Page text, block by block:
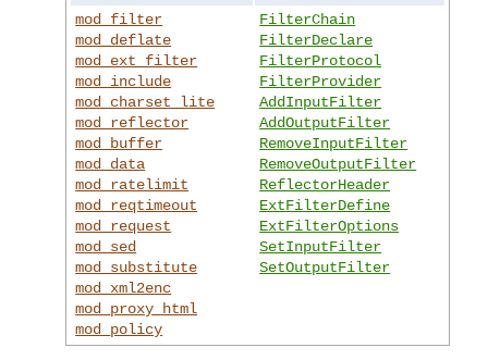
mod_filter
mod_deflate
mod_ext_filter
mod_include
mod_charset_lite
mod_reflector
mod_buffer
mod_data
mod_ratelimit
mod_reqtimeout
mod_request
mod_sed
mod_substitute
mod_xml2enc
mod_proxy_html
mod_policy
FilterChain
FilterDeclare
FilterProtocol
FilterProvider
AddInputFilter
AddOutputFilter
RemoveInputFilter
RemoveOutputFilter
ReflectorHeader
ExtFilterDefine
ExtFilterOptions
SetInputFilter
SetOutputFilter